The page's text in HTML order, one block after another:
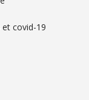
covid-19